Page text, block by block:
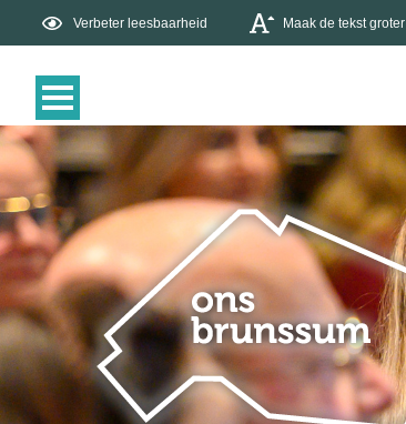
Verbeter leesbaarheid Maak de tekst groter